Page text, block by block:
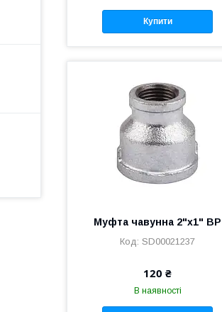
Купити
Муфта чавунна 2"х1" ВР
SD00021237
120 ₴
В наявності